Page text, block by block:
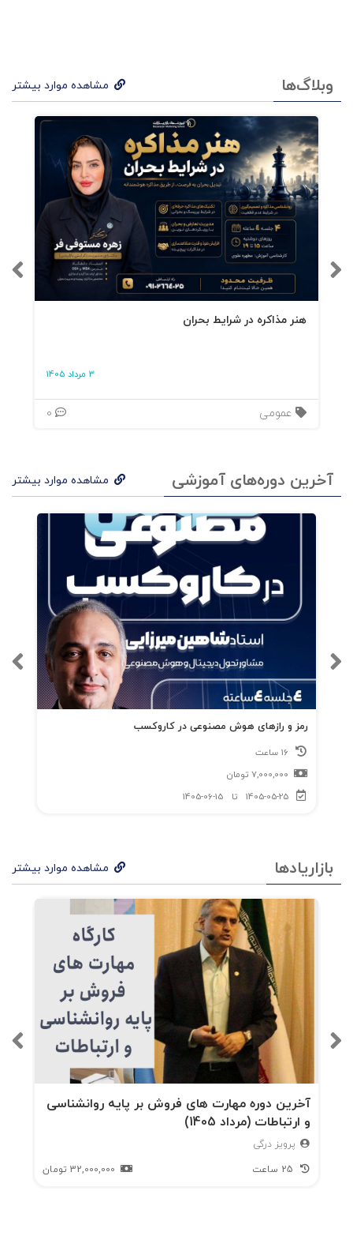
وبلاگ‌ها مشاهده موارد بیشتر
هنر مذاکره در شرایط بحران
3 مرداد 1405
عمومی
آخرین دوره‌های آموزشی مشاهده موارد بیشتر
رمز و رازهای هوش مصنوعی در کاروکسب
7,000,000 تومان
1405-05-25
تا 1405-06-15
بازاریادها مشاهده موارد بیشتر
آخرین دوره مهارت های فروش بر پایه روانشناسی
و ارتباطات (مرداد 1405)
پرویز درگی
32,000,000 تومان